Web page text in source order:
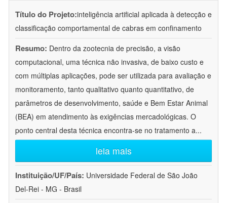
Título do Projeto:inteligência artificial aplicada à detecção e
classificação comportamental de cabras em confinamento
Resumo: Dentro da zootecnia de precisão, a visão
computacional, uma técnica não invasiva, de baixo custo e
com múltiplas aplicações, pode ser utilizada para avaliação e
monitoramento, tanto qualitativo quanto quantitativo, de
parâmetros de desenvolvimento, saúde e Bem Estar Animal
(BEA) em atendimento às exigências mercadológicas. O
ponto central desta técnica encontra-se no tratamento a...
leia mais
Instituição/UF/País: Universidade Federal de São João
Del-Rei - MG - Brasil